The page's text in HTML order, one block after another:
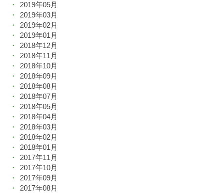
2019年05月
2019年03月
2019年02月
2019年01月
2018年12月
2018年11月
2018年10月
2018年09月
2018年08月
2018年07月
2018年05月
2018年04月
2018年03月
2018年02月
2018年01月
2017年11月
2017年10月
2017年09月
2017年08月